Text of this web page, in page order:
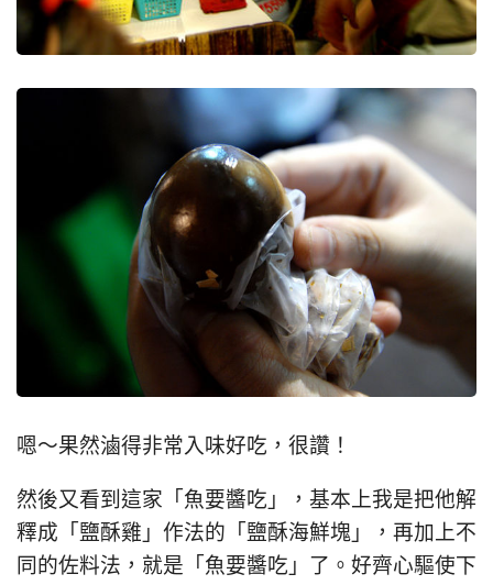
嗯～果然滷得非常入味好吃，很讚！
然後又看到這家「魚要醬吃」，基本上我是把他解
釋成「鹽酥雞」作法的「鹽酥海鮮塊」，再加上不
同的佐料法，就是「魚要醬吃」了。好齊心驅使下